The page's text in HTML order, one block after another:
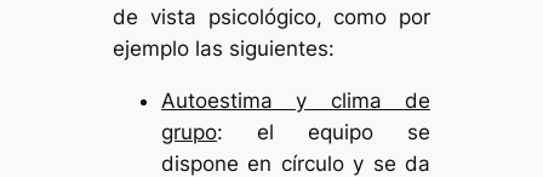
de vista psicológico, como por
ejemplo las siguientes:
Autoestima y clima de
grupo: el equipo se
dispone en círculo y se da